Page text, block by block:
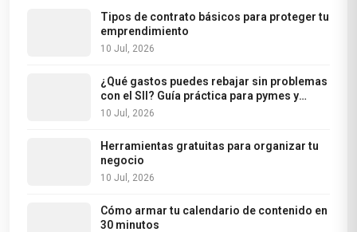
Tipos de contrato básicos para proteger tu
emprendimiento
10 Jul, 2026
¿Qué gastos puedes rebajar sin problemas
con el SII? Guía práctica para pymes y
freelancers
10 Jul, 2026
Herramientas gratuitas para organizar tu
negocio
10 Jul, 2026
Cómo armar tu calendario de contenido en
30 minutos